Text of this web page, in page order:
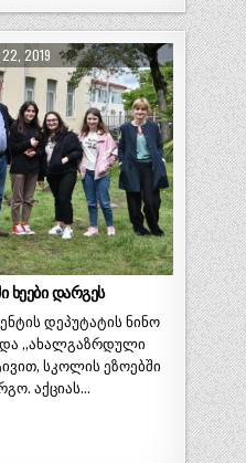
2019
ხეები დარგეს
დეპუტატის ნინო
„ახალგაზრდული
სკოლის ეზოებში
აქციას…